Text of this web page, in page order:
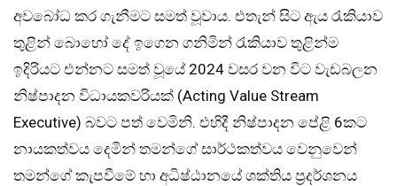
අවබෝධ කර ගැනීමට සමත් වූවාය. එතැන් සිට ඇය රැකියාව
තුළින් බොහෝ දේ ඉගෙන ගනිමින් රැකියාව තුළින්ම
ඉදිරියට එන්නට සමත් වූයේ 2024 වසර වන විට වැඩබලන
නිෂ්පාදන විධායකවරියක් (Acting Value Stream
Executive) බවට පත් වෙමිනි. එහිදී නිෂ්පාදන පේළි 6කට
නායකත්වය දෙමින් තමන්ගේ සාර්ථකත්වය වෙනුවෙන්
තමන්ගේ කැපවීමේ හා අධිෂ්ඨානයේ ශක්තිය ප්‍රදර්ශනය